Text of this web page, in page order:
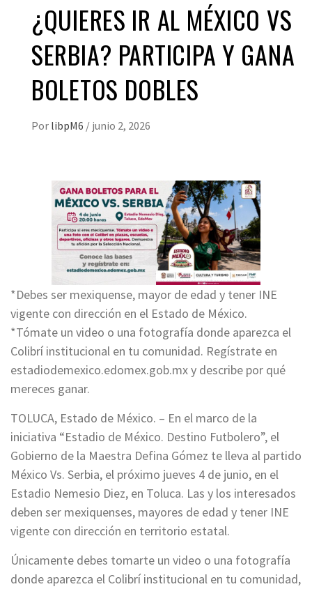
¿QUIERES IR AL MÉXICO VS
SERBIA? PARTICIPA Y GANA
BOLETOS DOBLES
Por libpM6 / junio 2, 2026
*Debes ser mexiquense, mayor de edad y tener INE
vigente con dirección en el Estado de México.
*Tómate un video o una fotografía donde aparezca el
Colibrí institucional en tu comunidad. Regístrate en
estadiodemexico.edomex.gob.mx y describe por qué
mereces ganar.
TOLUCA, Estado de México. – En el marco de la
iniciativa “Estadio de México. Destino Futbolero”, el
Gobierno de la Maestra Defina Gómez te lleva al partido
México Vs. Serbia, el próximo jueves 4 de junio, en el
Estadio Nemesio Diez, en Toluca. Las y los interesados
deben ser mexiquenses, mayores de edad y tener INE
vigente con dirección en territorio estatal.
Únicamente debes tomarte un video o una fotografía
donde aparezca el Colibrí institucional en tu comunidad,